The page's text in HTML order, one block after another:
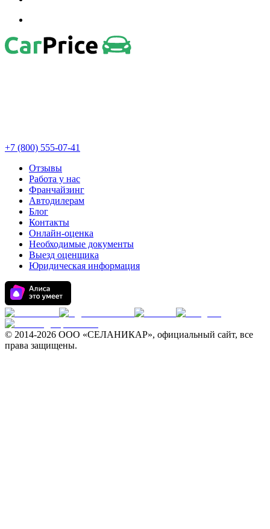
+7 (800) 555-07-41
Отзывы
Работа у нас
Франчайзинг
Автодилерам
Блог
Контакты
Онлайн-оценка
Необходимые документы
Выезд оценщика
Юридическая информация
© 2014-2026 ООО «СЕЛАНИКАР», официальный сайт, все
права защищены.